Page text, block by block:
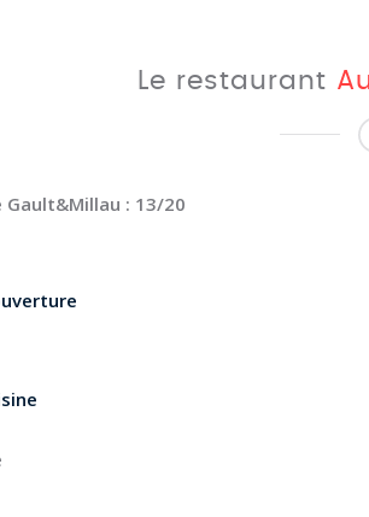
Le restaurant
Gault&Millau : 13/20